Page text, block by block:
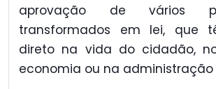
aprovação de vários
transformados em lei, que
direto na vida do cidadão,
economia ou na administração